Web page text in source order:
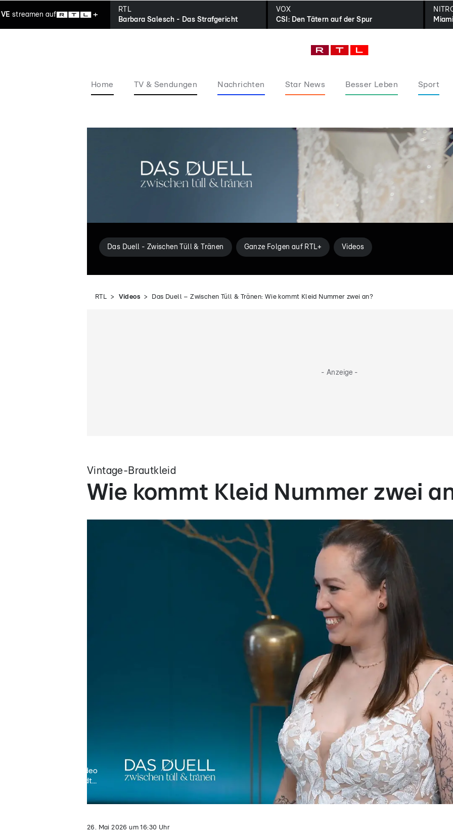
streamen auf
RTL
Barbara Salesch - Das Strafgericht
VOX
CSI: Den Tätern auf der Spur
Home TV & Sendungen Nachrichten Star News Besser Leben Sport
Das Duell - Zwischen Tüll & Tränen Ganze Folgen auf RTL+ Videos
RTL Videos Das Duell – Zwischen Tüll & Tränen: Wie kommt Kleid Nummer zwei an?
- Anzeige -
Vintage-Brautkleid
Wie kommt Kleid Nummer zwei
Video
lädt...
26. Mai 2026 um 16:30 Uhr